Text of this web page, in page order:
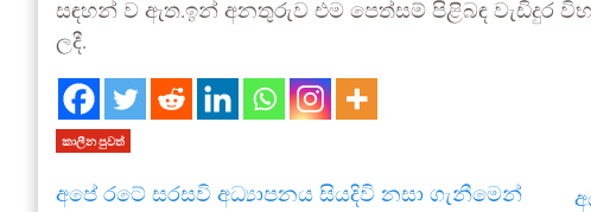
සඳහන් ව ඇත.ඉන් අනතුරුව එම පෙත්සම් පිළිබඳ වැඩිදුර
ලදී.
කාලීන පුවත්
අපේ රටේ සරසවි අධ්‍යාපනය සියදිවි නසා ගැනීමෙන්